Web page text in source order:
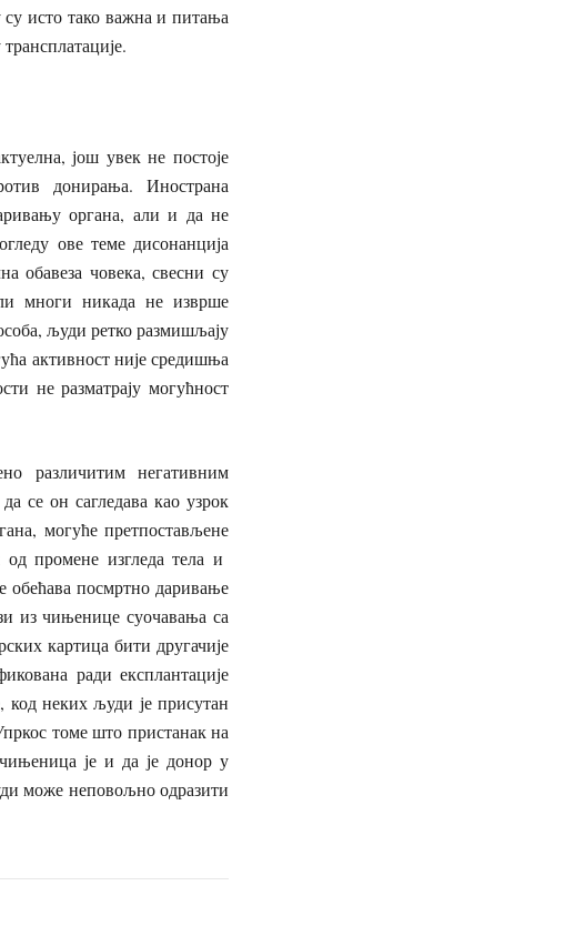
су исто тако важна и питања
још увек не постоје
донирања. Инострана
органа, али и да не
ове теме дисонанција
обавеза човека, свесни су
многи никада не изврше
људи ретко размишљају
активност није средишња
не разматрају могућност
различитим негативним
се он сагледава као узрок
могуће претпостављене
промене изгледа тела и
обећава посмртно даривање
из чињенице суочавања са
картица бити другачије
ради експлантације
код неких људи је присутан
томе што пристанак на
је и да је донор у
може неповољно одразити